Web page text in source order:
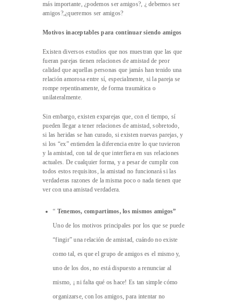
más importante, ¿podemos ser amigos?, ¿ debemos ser
amigos?,¿queremos ser amigos?
Motivos inaceptables para continuar siendo amigos
Existen diversos estudios que nos muestran que las que
fueran parejas tienen relaciones de amistad de peor
calidad que aquellas personas que jamás han tenido una
relación amorosa entre sí, especialmente, si la pareja se
rompe repentinamente, de forma traumática o
unilateralmente.
Sin embargo, existen exparejas que, con el tiempo, sí
pueden llegar a tener relaciones de amistad, sobretodo,
si las heridas se han curado, si existen nuevas parejas, y
si los “ex” entienden la diferencia entre lo que tuvieron
y la amistad, con tal de que interfiera en sus relaciones
actuales. De cualquier forma, y a pesar de cumplir con
todos estos requisitos, la amistad no funcionará si las
verdaderas razones de la misma poco o nada tienen que
ver con una amistad verdadera.
“ Tenemos, compartimos, los mismos amigos”
Uno de los motivos principales por los que se puede
“fingir” una relación de amistad, cuándo no existe
como tal, es que el grupo de amigos es el mismo y,
uno de los dos, no está dispuesto a renunciar al
mismo, ¡ ni falta qué os hace! Es tan simple cómo
organizarse, con los amigos, para intentar no